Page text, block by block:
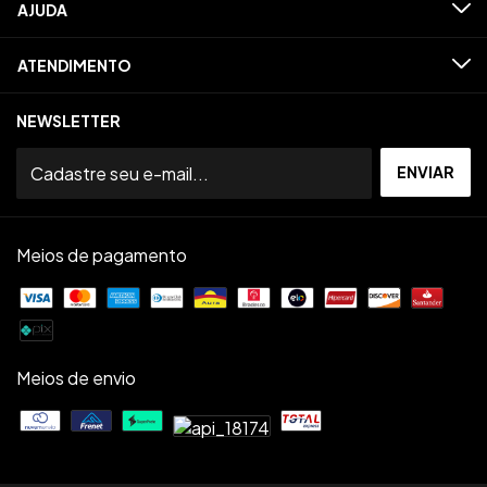
AJUDA
ATENDIMENTO
NEWSLETTER
Meios de pagamento
Meios de envio